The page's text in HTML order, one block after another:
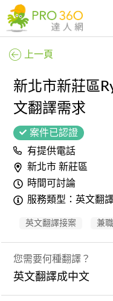
上一頁
新北市新莊區
文翻譯需求
案件已認證
有提供電話
新北市 新莊區
時間可討論
服務類型：英文翻
英文翻譯接案 兼
您需要何種翻譯？
英文翻譯成中文